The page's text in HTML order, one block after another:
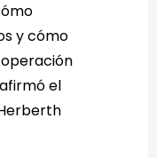
y cómo
el